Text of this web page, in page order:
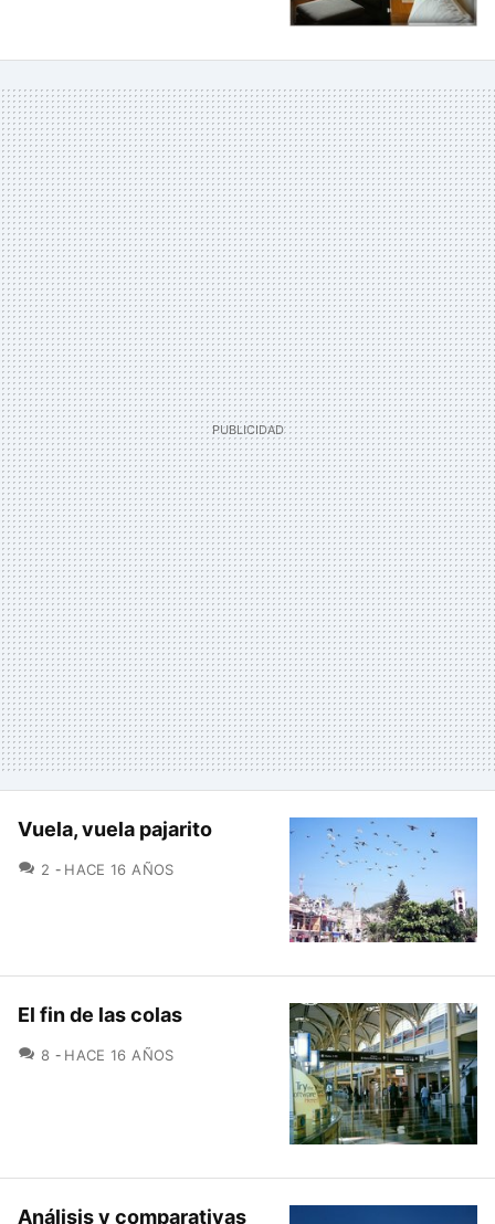
Vuela, vuela pajarito
2 COMENTARIOS
HACE 16 AÑOS
El fin de las colas
8 COMENTARIOS
HACE 16 AÑOS
Análisis y comparativas